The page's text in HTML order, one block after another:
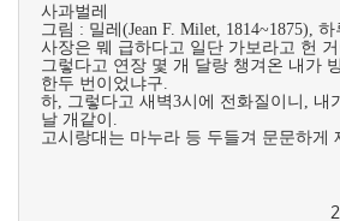
사과벌레
그림 : 밀레(Jean F. Milet, 1814~1875),
사장은 뭬 급하다고 일단 가보라고 헌 거
그렇다고 연장 몇 개 달랑 챙겨온 내가
한두 번이었냐구.
하, 그렇다고 새벽3시에 전화질이니, 내
날 개같이.
고시랑대는 마누라 등 두들겨 문문하게